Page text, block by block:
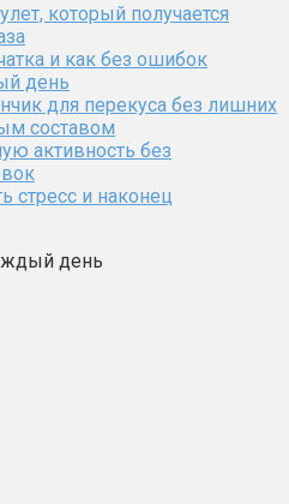
который получается
и как без ошибок
день
для перекуса без лишних
составом
активность без
стресс и наконец
день